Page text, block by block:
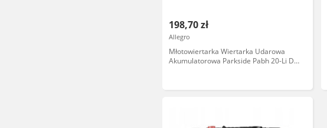
198,70 zł
Allegro
Młotowiertarka Wiertarka Udarowa
Akumulatorowa Parkside Pabh 20-Li D4